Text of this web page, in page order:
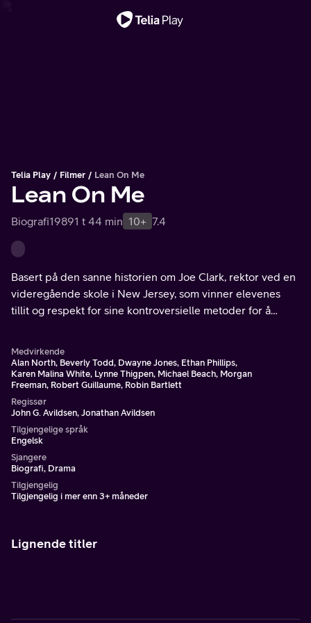
Telia Play Filmer Lean On Me
Lean On Me
Biografi19891 t 44 min 10+ 7.4
Basert på den sanne historien om Joe Clark, rektor ved en
videregående skole i New Jersey, som vinner elevenes
tillit og respekt for sine kontroversielle metoder for å
Medvirkende
Alan North, Beverly Todd, Dwayne Jones, Ethan Phillips,
Karen Malina White, Lynne Thigpen, Michael Beach, Morgan
Freeman, Robert Guillaume, Robin Bartlett
Regissør
John G. Avildsen, Jonathan Avildsen
Tilgjengelige språk
Engelsk
Sjangere
Biografi, Drama
Tilgjengelig
Tilgjengelig i mer enn 3+ måneder
Lignende titler